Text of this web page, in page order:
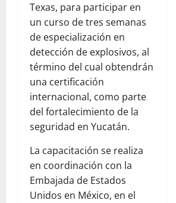
Texas, para participar en
un curso de tres semanas
de especialización en
detección de explosivos, al
término del cual obtendrán
una certificación
internacional, como parte
del fortalecimiento de la
seguridad en Yucatán.
La capacitación se realiza
en coordinación con la
Embajada de Estados
Unidos en México, en el